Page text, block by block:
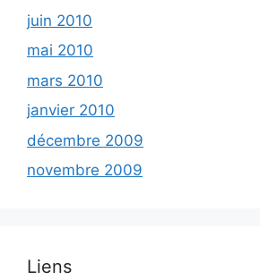
juin 2010
mai 2010
mars 2010
janvier 2010
décembre 2009
novembre 2009
Liens